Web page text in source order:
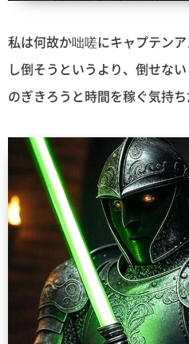
私は何故か咄嗟にキャプテン
し倒そうというより、倒せな
のぎきろうと時間を稼ぐ気持